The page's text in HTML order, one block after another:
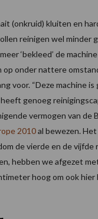
(onkruid) kluiten en
reinigen wel minder
‘bekleed’ de
op onder nattere
voor. “Deze machine
genoeg
vermogen van de
2010al bewezen.
de vierde en de vijfde
hebben we afgezet
hoog om ook